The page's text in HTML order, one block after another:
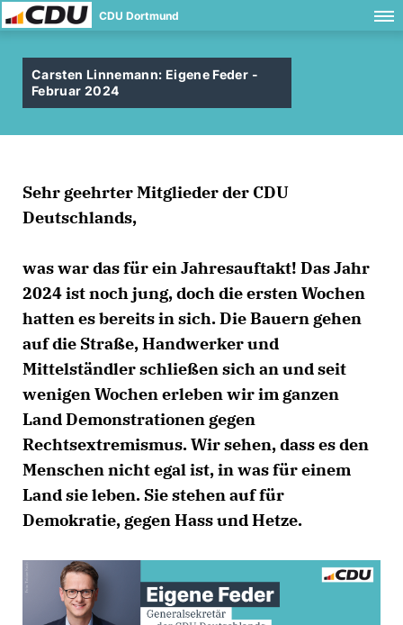
CDU Dortmund
Carsten Linnemann: Eigene Feder -
Februar 2024
Sehr geehrter Mitglieder der CDU
Deutschlands,
was war das für ein Jahresauftakt! Das Jahr
2024 ist noch jung, doch die ersten Wochen
hatten es bereits in sich. Die Bauern gehen
auf die Straße, Handwerker und
Mittelständler schließen sich an und seit
wenigen Wochen erleben wir im ganzen
Land Demonstrationen gegen
Rechtsextremismus. Wir sehen, dass es den
Menschen nicht egal ist, in was für einem
Land sie leben. Sie stehen auf für
Demokratie, gegen Hass und Hetze.